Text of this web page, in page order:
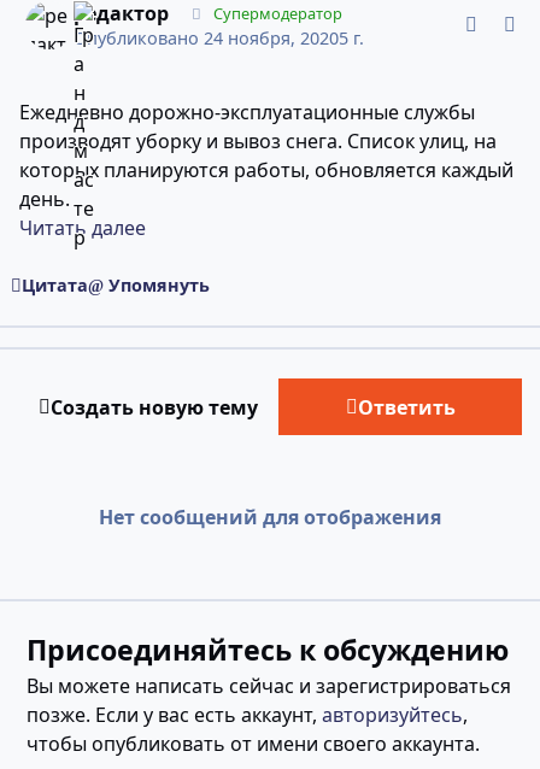
редактор Супермодератор
Опубликовано 24 ноября, 20205 г.
Ежедневно дорожно-эксплуатационные службы
производят уборку и вывоз снега. Список улиц, на
которых планируются работы, обновляется каждый
день.
Читать далее
Цитата Упомянуть
Создать новую тему Ответить
Нет сообщений для отображения
Присоединяйтесь к обсуждению
Вы можете написать сейчас и зарегистрироваться
позже. Если у вас есть аккаунт,авторизуйтесь,
чтобы опубликовать от имени своего аккаунта.